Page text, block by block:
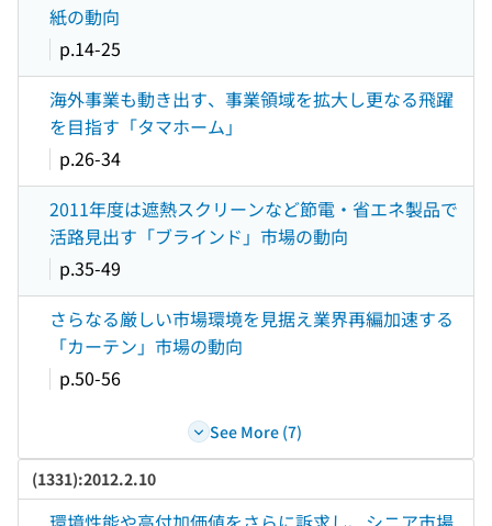
紙の動向
p.14-25
海外事業も動き出す、事業領域を拡大し更なる飛躍
を目指す「タマホーム」
p.26-34
2011年度は遮熱スクリーンなど節電・省エネ製品で
活路見出す「ブラインド」市場の動向
p.35-49
さらなる厳しい市場環境を見据え業界再編加速する
「カーテン」市場の動向
p.50-56
See More (7)
(1331):2012.2.10